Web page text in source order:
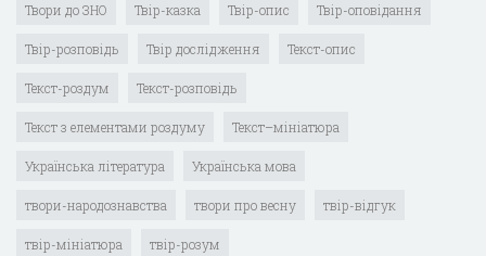
Твори до ЗНО Твір-казка Твір-опис Твір-оповідання
Твір-розповідь Твір дослідження Текст-опис
Текст-роздум Текст-розповідь
Текст з елементами роздуму Текст–мініатюра
Українська література Українська мова
твори-народознавства твори про весну твір-відгук
твір-мініатюра твір-розум